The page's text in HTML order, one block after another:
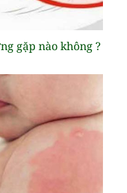
gặp nào không ?